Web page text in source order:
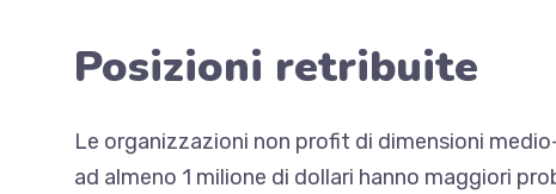
Posizioni retribuite
Le organizzazioni non profit di dimensioni
ad almeno 1 milione di dollari hanno maggiori